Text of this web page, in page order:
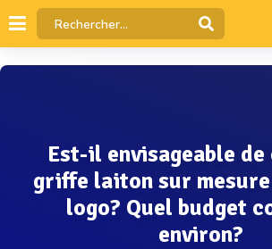
Est-il envisageable
griffe laiton sur mesure
logo? Quel budget
environ?